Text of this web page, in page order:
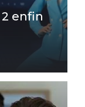
2 enfin